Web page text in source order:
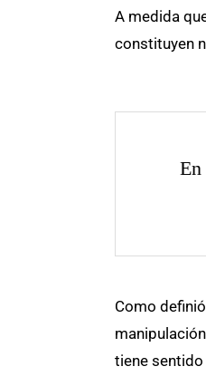
A medida
constituyen
Como
tiene